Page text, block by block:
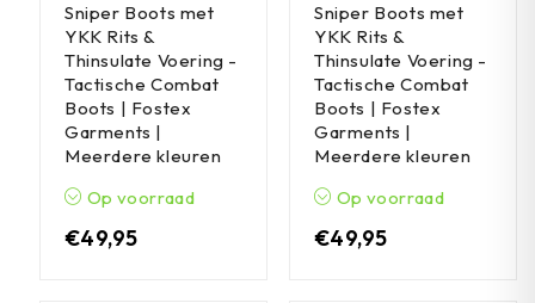
Sniper Boots met
YKK Rits &
Thinsulate Voering -
Tactische Combat
Boots | Fostex
Garments |
Meerdere kleuren
Op voorraad
€49,95
Sniper Boots met
YKK Rits &
Thinsulate Voering -
Tactische Combat
Boots | Fostex
Garments |
Meerdere kleuren
Op voorraad
€49,95